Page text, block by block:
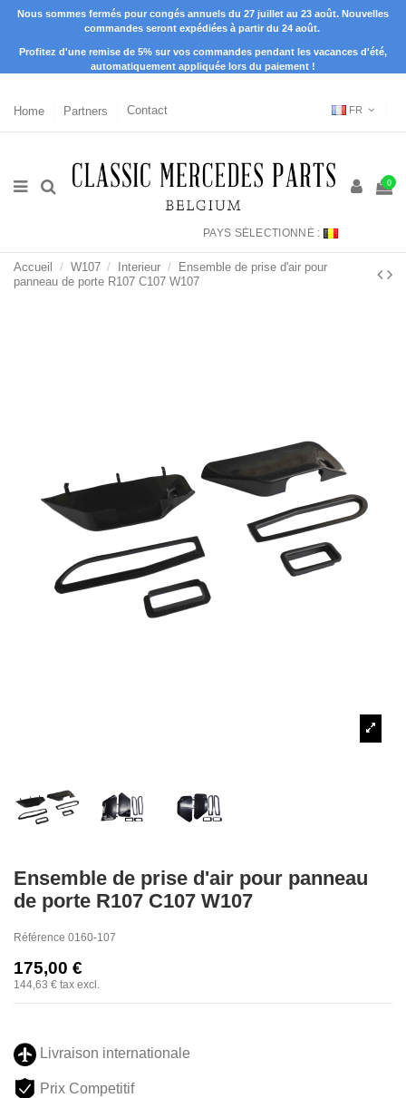
Nous sommes fermés pour congés annuels du 27 juillet au 23 août. Nouvelles
commandes seront expédiées à partir du 24 août.
Profitez d'une remise de 5% sur vos commandes pendant les vacances d'été,
automatiquement appliquée lors du paiement !
Home Partners Contact FR
0
PAYS SÉLECTIONNÉ :
Accueil W107 Interieur
Ensemble de prise d'air pour
panneau de porte R107 C107 W107
Ensemble de prise d'air pour panneau
de porte R107 C107 W107
Référence 0160-107
175,00 €
144,63 € tax excl.
Livraison internationale
Prix Competitif